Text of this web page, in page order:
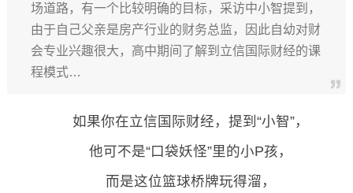
场道路，有一个比较明确的目标，采访中小智提到，
由于自己父亲是房产行业的财务总监，因此自幼对财
会专业兴趣很大，高中期间了解到立信国际财经的课
程模式…
如果你在立信国际财经，提到“小智”，
他可不是“口袋妖怪”里的小P孩，
而是这位篮球桥牌玩得溜，